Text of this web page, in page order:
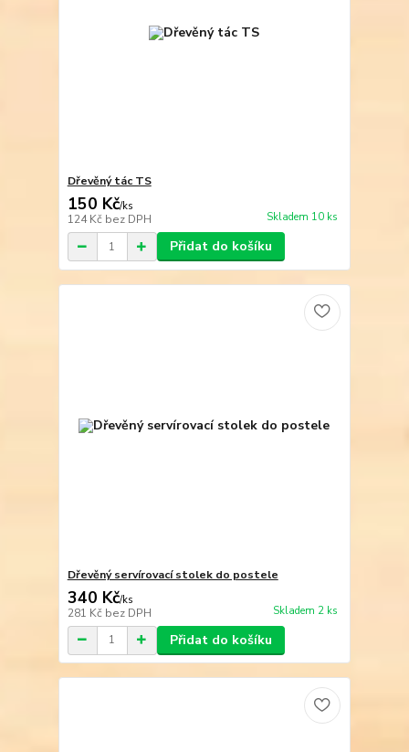
Dřevěný tác TS
150 Kč/ks
124 Kč bez DPH Skladem 10 ks
Přidat do košíku
Dřevěný servírovací stolek do postele
340 Kč/ks
281 Kč bez DPH Skladem 2 ks
Přidat do košíku